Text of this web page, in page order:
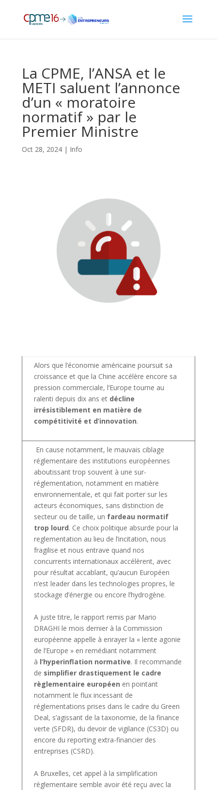
La CPME, l’ANSA et le
METI saluent l’annonce
d’un « moratoire
normatif » par le
Premier Ministre
Oct 28, 2024| Info
Alors que l’économie américaine poursuit sa
croissance et que la Chine accélère encore sa
pression commerciale, l’Europe tourne au
ralenti depuis dix ans et décline
irrésistiblement en matière de
compétitivité et d’innovation.
En cause notamment, le mauvais ciblage
réglementaire des institutions européennes
aboutissant trop souvent à une sur-
réglementation, notamment en matière
environnementale, et qui fait porter sur les
acteurs économiques, sans distinction de
secteur ou de taille, un fardeau normatif
trop lourd. Ce choix politique absurde pour la
reglementation au lieu de l’incitation, nous
fragilise et nous entrave quand nos
concurrents internationaux accélèrent, avec
pour résultat accablant, qu’aucun Européen
n’est leader dans les technologies propres, le
stockage d’énergie ou encore l’hydrogène.
A juste titre, le rapport remis par Mario
DRAGHI le mois dernier à la Commission
européenne appelle à enrayer la « lente agonie
de l’Europe » en remédiant notamment
à l’hyperinflation normative. Il recommande
de simplifier drastiquement le cadre
règlementaire européen en pointant
notamment le flux incessant de
réglementations prises dans le cadre du Green
Deal, s’agissant de la taxonomie, de la finance
verte (SFDR), du devoir de vigilance (CS3D) ou
encore du reporting extra-financier des
entreprises (CSRD).
A Bruxelles, cet appel à la simplification
réglementaire semble avoir été reçu avec la